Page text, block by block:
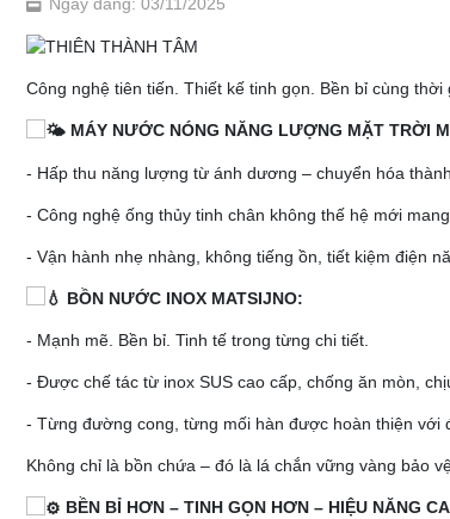
Công nghệ tiên tiến. Thiết kế tinh gọn. Bền bỉ cùng
MÁY NƯỚC NÓNG NĂNG LƯỢNG MẶT TRỜI
- Hấp thu năng lượng từ ánh dương – chuyển hóa
- Công nghệ ống thủy tinh chân không thế hệ mới
- Vận hành nhẹ nhàng, không tiếng ồn, tiết kiệm điện
BỒN NƯỚC INOX MATSIJNO:
- Mạnh mẽ. Bền bỉ. Tinh tế trong từng chi tiết.
- Được chế tác từ inox SUS cao cấp, chống ăn mòn,
- Từng đường cong, từng mối hàn được hoàn thiện với
Không chỉ là bồn chứa – đó là lá chắn vững vàng bảo
BỀN BỈ HƠN – TINH GỌN HƠN – HIỆU NĂNG